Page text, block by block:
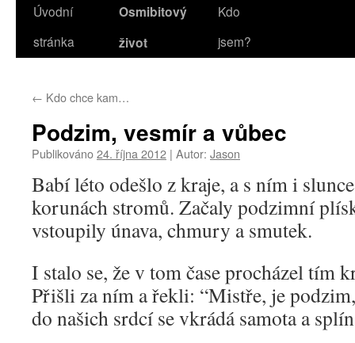
Úvodní
stránka
Osmibitový
život
Kdo
jsem?
← Kdo chce kam…
Podzim, vesmír a vůbec
Publikováno24. října 2012 | Autor: Jason
Babí léto odešlo z kraje, a s ním i
korunách stromů. Začaly podzimní
vstoupily únava, chmury a smutek.
I stalo se, že v tom čase procházel tím
Přišli za ním a řekli: “Mistře, je
do našich srdcí se vkrádá samota a